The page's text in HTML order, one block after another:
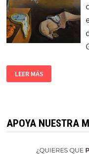
LEER MÁS
APOYA NUESTRA